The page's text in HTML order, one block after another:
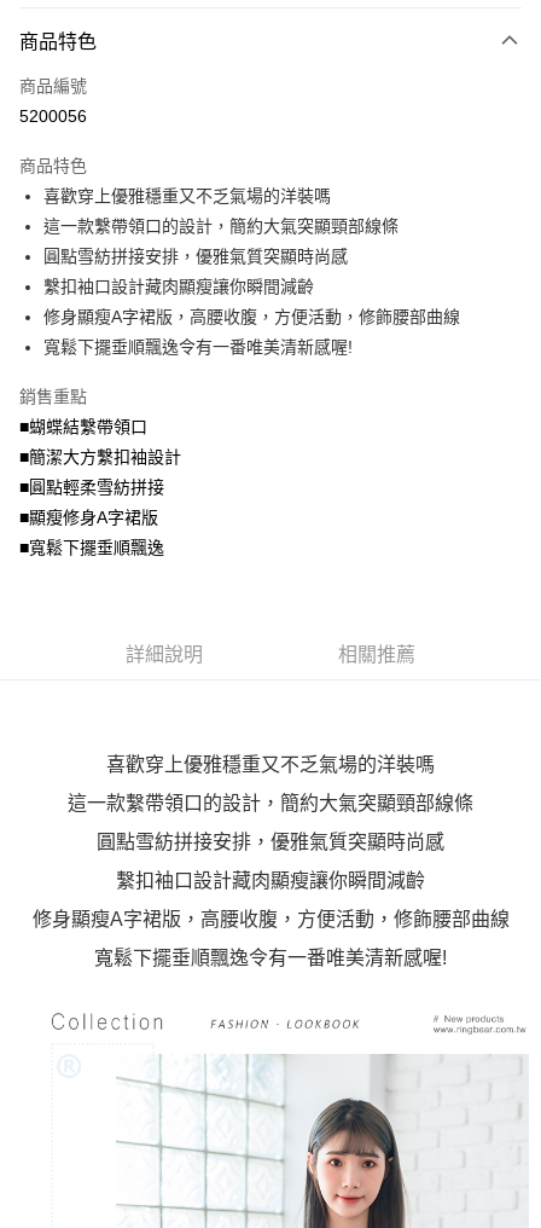
大哥付你分期
【大哥付你分期使用說明】
1.本服務由台灣大哥大提供，台灣大哥大用戶可立即使用無須另外申請。
流程，驗證手機門號後，選擇欲分期的期數、繳款截止日，確認付款後即完
成交易。
3.實際核准額度、可分期數及費用金額請依後續交易確認頁面所載為準。
4.訂單成立30分鐘內，如未前往確認交易或遇審核未通過，訂單將自動取
法說明評估內容。
【繳款方式說明】
1.分期款項不併入電信帳單，「大哥付你分期」於每月結算日後寄送繳費提
醒簡訊。
2.透過簡訊連結打開帳單後，可選擇「超商條碼／台灣大直營門市／銀行轉
【注意事項】
1.本服務係由「台灣大哥大股份有限公司」（以下簡稱本公司）所提供，讓
用戶於交易時，得透過本服務購買商品或服務，並由商店將買賣／分期付款
買賣價金債權讓與本公司後，依約使用本公司帳單繳交帳款。
資料（包含姓名、電話或地址）提供予台灣大哥大進項蒐集、處理及利用，
由本公司與您本人進行分期帳單所需資料之確認、核對及更正。
AFTEE先享後付
【關於「AFTEE先享後付」】
AFTEE先享後付是「在收到商品之後才付款」的支付方式。 讓您購物簡單
便利好安心！
１．簡單：不需註冊會員、不需綁卡、不需儲值。
２．便利：只要手機號碼，簡訊認證，即可結帳。
３．安心：先確認商品／服務後，再付款。
【「AFTEE先享後付」結帳流程】
１．於結帳方式選擇「AFTEE先享後付」後，將跳轉至「AFTEE先享後付」
３．收到繳費通知簡訊後14天內，點擊此簡訊中的連結，可透過四大超商／
ATM／網路銀行／等多元方式進行付款，方視為交易完成。
※ 請注意：結帳手續完成當下不需立刻繳費，但若您需要取消訂單，請聯絡
購買商品的店家。未經商家同意取消之訂單仍視為有效，需透過AFTEE先享
後付繳納相關費用。
※ 交易是否成功請以「AFTEE先享後付 」之結帳頁面顯示為準，若有關於
是否繳費成功／繳費後需取消欲退款等相關疑問，請聯繫「AFTEE先享後付
客戶支援中心」https://netprotections.freshdesk.com/support/home
易，需依本服務之必要範圍內提供個人資料，並將交易相關給付款項請求債
權轉讓予恩沛科技股份有限公司。
「AFTEE先享後付」，若未經同意申辦者引起之損失，本公司不負相關責
４．使用「AFTEE先享後付」時，將依據個別帳號之用戶狀況，依本公司即
請求用戶進行身份認證。
恩沛科技股份有限公司將有權停止該用戶之使用額度並採取法律行動。
ATM付款
全家取貨付款
每筆NT$70，滿NT$699(含以上)免運費
付款後全家取貨
每筆NT$70，滿NT$699(含以上)免運費
7-11取貨付款
每筆NT$70，滿NT$799(含以上)免運費
付款後7-11取貨
每筆NT$70，滿NT$699(含以上)免運費
商品特色
商品編號
5200056
商品特色
喜歡穿上優雅穩重又不乏氣場的洋裝嗎
這一款繫帶領口的設計，簡約大氣突顯頸部線條
圓點雪紡拼接安排，優雅氣質突顯時尚感
繫扣袖口設計藏肉顯瘦讓你瞬間減齡
修身顯瘦A字裙版，高腰收腹，方便活動，修飾腰部曲線
寬鬆下擺垂順飄逸令有一番唯美清新感喔!
銷售重點
■蝴蝶結繫帶領口
■簡潔大方繫扣袖設計
■圓點輕柔雪紡拼接
■顯瘦修身A字裙版
■寬鬆下擺垂順飄逸
詳細說明 相關推薦
喜歡穿上優雅穩重又不乏氣場的洋裝嗎
這一款繫帶領口的設計，簡約大氣突顯頸部線條
圓點雪紡拼接安排，優雅氣質突顯時尚感
繫扣袖口設計藏肉顯瘦讓你瞬間減齡
修身顯瘦A字裙版，高腰收腹，方便活動，修飾腰部曲線
寬鬆下擺垂順飄逸令有一番唯美清新感喔!